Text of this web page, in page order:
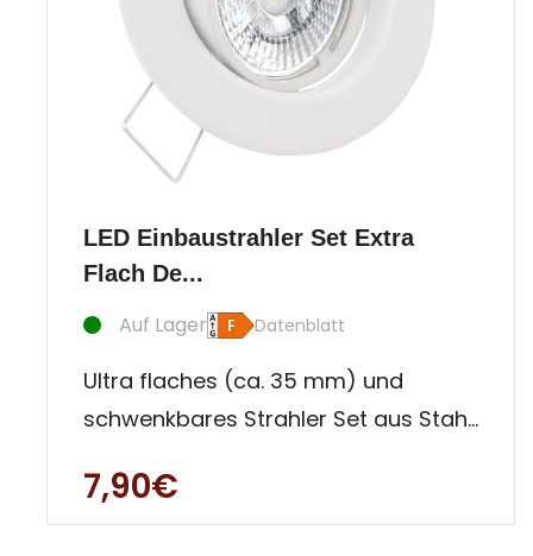
LED Einbaustrahler Set Extra
Flach De...
Auf Lager Datenblatt
Ultra flaches (ca. 35 mm) und
schwenkbares Strahler Set aus Stahl,
7,90€